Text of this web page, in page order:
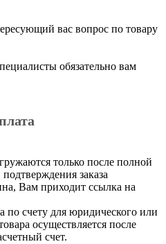
вас вопрос по товару
обязательно вам
только после полной
заказа
Вам приходит ссылка на
по счету для юридического или
осуществляется после
счет.